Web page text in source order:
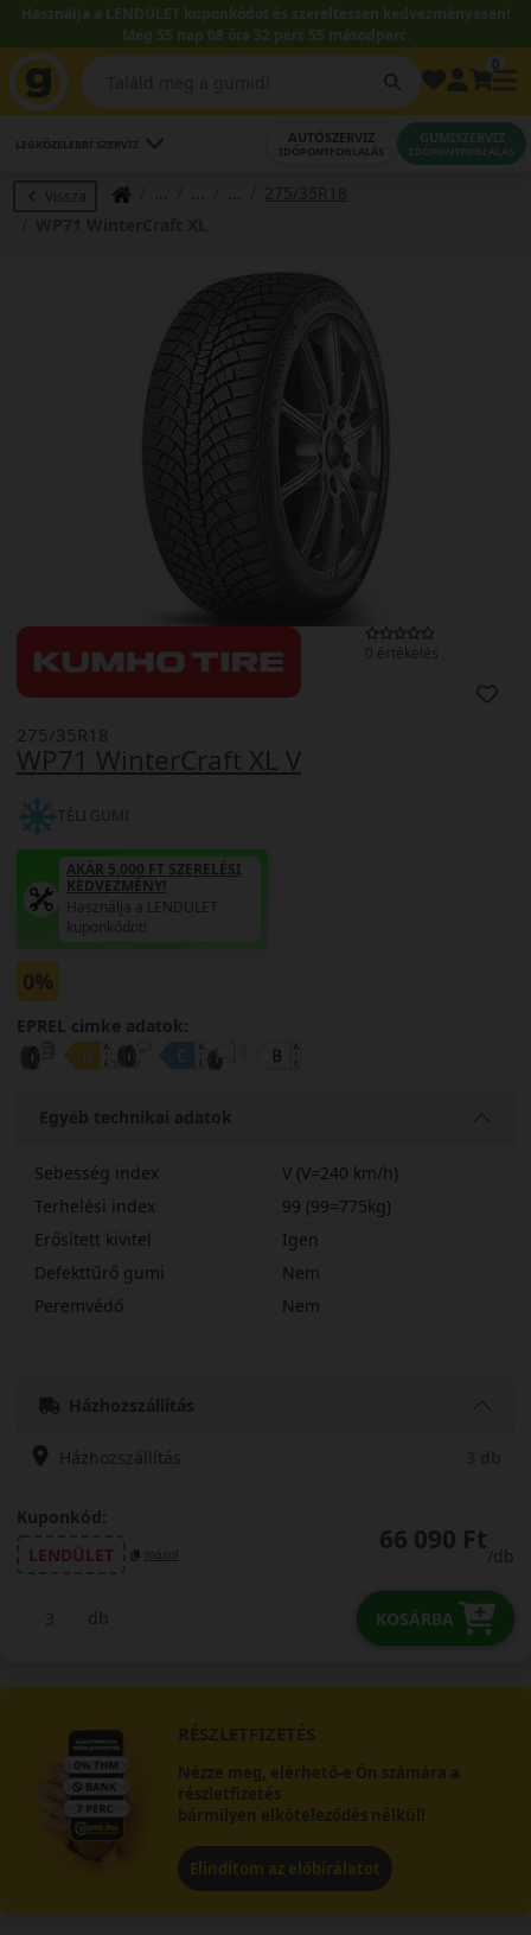
Használja a LENDÜLET kuponkódot és szereltessen kedvezményesen!
Még 55 nap 08 óra 32 perc 54 másodperc.
LEGKÖZELEBBI SZERVIZ AUTÓSZERVIZ
IDŐPONTFOGLALÁS
GUMISZERVIZ
IDŐPONTFOGLALÁS
Vissza
275/35R18
0 értékelés
WP71 WinterCraft XL V
275/35R18
TÉLI GUMI
AKÁR 5.000 FT SZERELÉSI
KEDVEZMÉNY!
Használja a LENDÜLET
kuponkódot!
0%
EPREL cimke adatok:
Egyéb technikai adatok
Sebesség index
V (V=240 km/h)
Terhelési index
99 (99=775kg)
Erősített kivitel
Igen
Defekttűrő gumi
Nem
Peremvédő
Nem
Házhozszállítás
Házhozszállítás 3 db
Kuponkód:
LENDÜLET
másol 66 090 Ft
/db
db KOSÁRBA
RÉSZLETFIZETÉS
Nézze meg, elérhető-e Ön számára a
részletfizetés
bármilyen elköteleződés nélkül!
Elindítom az előbírálatot